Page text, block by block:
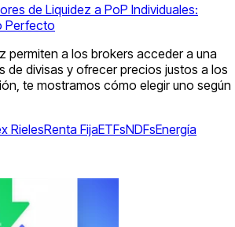
de Liquidez a PoP Individuales:
Perfecto
permiten a los brokers acceder a una
de divisas y ofrecer precios justos a los
te mostramos cómo elegir uno según
RielesRenta FijaETFsNDFsEnergía